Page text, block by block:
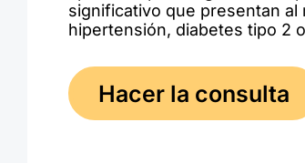
significativo que presentan
hipertensión, diabetes tipo 2
Hacer la consulta